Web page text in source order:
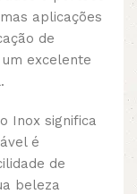
aplicações
de
excelente
Inox significa
é
de
beleza